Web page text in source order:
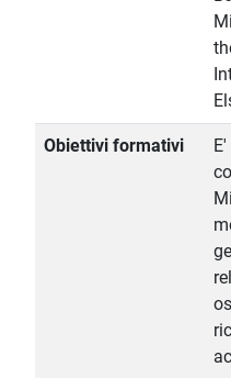
Obiettivi formativi